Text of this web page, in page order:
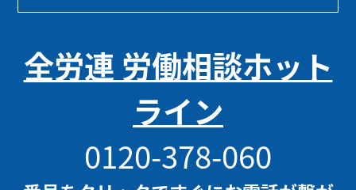
全労連 労働相談ホット
ライン
0120-378-060